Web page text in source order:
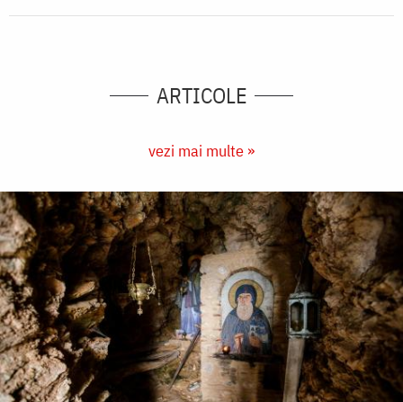
ARTICOLE
vezi mai multe »